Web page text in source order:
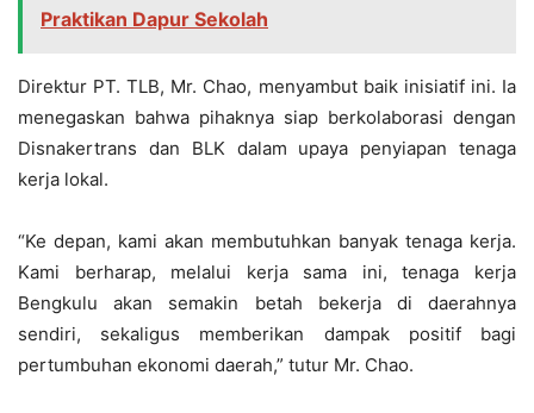
Praktikan Dapur Sekolah
Direktur PT. TLB, Mr. Chao, menyambut baik inisiatif ini. Ia
menegaskan bahwa pihaknya siap berkolaborasi dengan
Disnakertrans dan BLK dalam upaya penyiapan tenaga
kerja lokal.
“Ke depan, kami akan membutuhkan banyak tenaga kerja.
Kami berharap, melalui kerja sama ini, tenaga kerja
Bengkulu akan semakin betah bekerja di daerahnya
sendiri, sekaligus memberikan dampak positif bagi
pertumbuhan ekonomi daerah,” tutur Mr. Chao.